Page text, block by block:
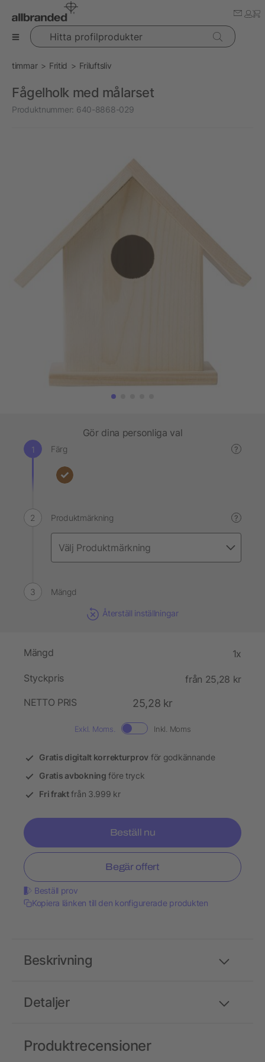
Hitta profilprodukter
timmar Fritid Friluftsliv
Fågelholk med målarset
Produktnummer: 640-8868-029
Gör dina personliga val
Färg ?
Produktmärkning ?
Mängd
Återställ inställningar
Mängd 1x
Styckpris
från 25,28 kr
NETTO PRIS
25,28 kr
Exkl. Moms. Inkl. Moms
Gratis digitalt korrekturprov för godkännande
Gratis avbokning före tryck
Fri fraktfrån 3.999 kr
Beställ nu
Begär offert
Beställ prov
Kopiera länken till den konfigurerade produkten
Detaljer
Beskrivning
Produktrecensioner